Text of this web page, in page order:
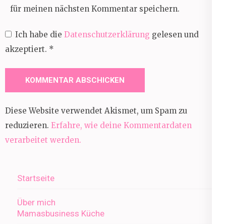
für meinen nächsten Kommentar speichern.
Ich habe die Datenschutzerklärung gelesen und
akzeptiert. *
Diese Website verwendet Akismet, um Spam zu
reduzieren. Erfahre, wie deine Kommentardaten
verarbeitet werden.
Startseite
Über mich
Mamasbusiness Küche